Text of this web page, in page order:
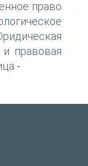
право
правовая
-